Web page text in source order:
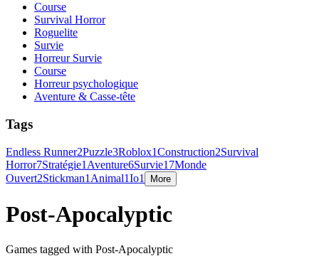
Course
Survival Horror
Roguelite
Survie
Horreur Survie
Course
Horreur psychologique
Aventure & Casse-tête
Tags
Endless Runner2Puzzle3Roblox1Construction2Survival
Horror7Stratégie1 Aventure6Survie17Monde
Ouvert2Stickman1 Animal1Io1 More
Post-Apocalyptic
Games tagged with Post-Apocalyptic